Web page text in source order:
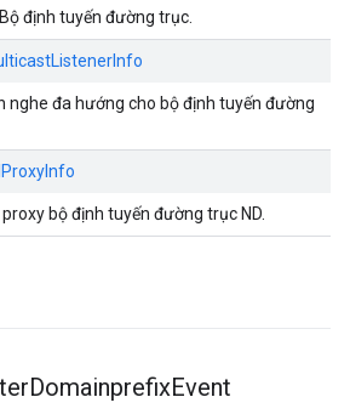
định tuyến đường trục.
nghe đa hướng cho bộ định tuyến đường
bộ định tuyến đường trục ND.
DomainprefixEvent